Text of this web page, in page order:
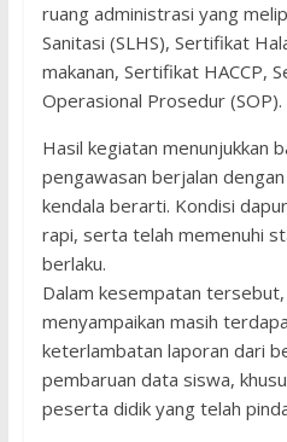
ruang administrasi yang
Sanitasi (SLHS), Sertifikat
makanan, Sertifikat HACCP,
Operasional Prosedur (SOP).
Hasil kegiatan menunjukkan
pengawasan berjalan
kendala berarti. Kondisi
rapi, serta telah memenuhi
berlaku.
Dalam kesempatan tersebut,
menyampaikan masih
keterlambatan laporan dari
pembaruan data siswa,
peserta didik yang telah